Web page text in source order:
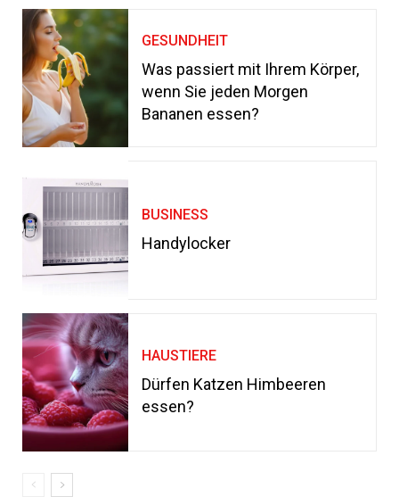
GESUNDHEIT
Was passiert mit Ihrem Körper,
wenn Sie jeden Morgen
Bananen essen?
BUSINESS
Handylocker
HAUSTIERE
Dürfen Katzen Himbeeren
essen?